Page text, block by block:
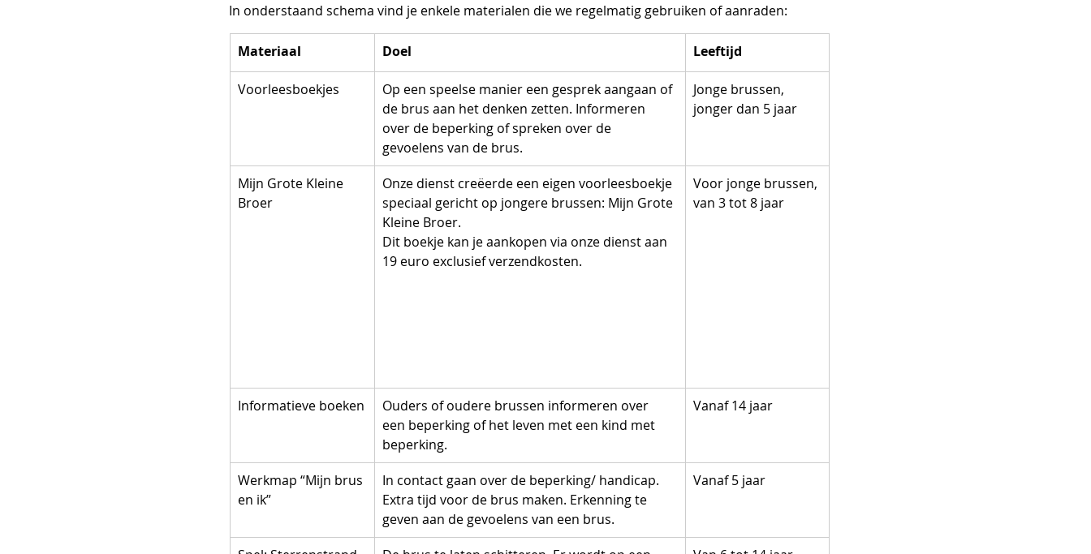
In onderstaand schema vind je enkele materialen die we regelmatig gebruiken of aanraden:
Materiaal Doel Leeftijd
Voorleesboekjes
Op een speelse manier een gesprek aangaan of
de brus aan het denken zetten. Informeren
over de beperking of spreken over de
gevoelens van de brus.
Jonge brussen,
jonger dan 5 jaar
Mijn Grote Kleine
Broer
Onze dienst creëerde een eigen voorleesboekje
speciaal gericht op jongere brussen: Mijn Grote
Kleine Broer.
Dit boekje kan je aankopen via onze dienst aan
19 euro exclusief verzendkosten.
Voor jonge brussen,
van 3 tot 8 jaar
Informatieve boeken
Ouders of oudere brussen informeren over
een beperking of het leven met een kind met
beperking.
Vanaf 14 jaar
Werkmap “Mijn brus
en ik”
In contact gaan over de beperking/ handicap.
Extra tijd voor de brus maken. Erkenning te
geven aan de gevoelens van een brus.
Vanaf 5 jaar